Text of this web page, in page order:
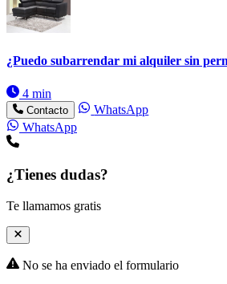
¿Puedo subarrendar mi alquiler sin
4 min
Contacto
WhatsApp
WhatsApp
¿Tienes dudas?
Te llamamos gratis
No se ha enviado el formulario